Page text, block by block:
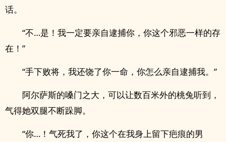
话。
“不…是！我一定要亲自逮捕你，你这个邪恶一样的存
在！”
“手下败将，我还饶了你一命，你怎么亲自逮捕我。”
阿尔萨斯的嗓门之大，可以让数百米外的桃兔听到，
气得她双腿不断跺脚。
“你…！气死我了，你这个在我身上留下疤痕的男